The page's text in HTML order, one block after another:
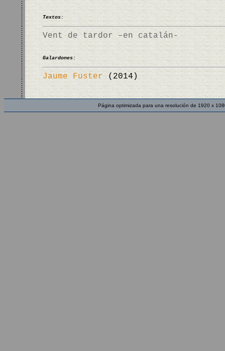
Textos:
Vent de tardor –en catalán-
Galardones:
Jaume Fuster(2014)
Página optimizada para una resolución de 1920 x